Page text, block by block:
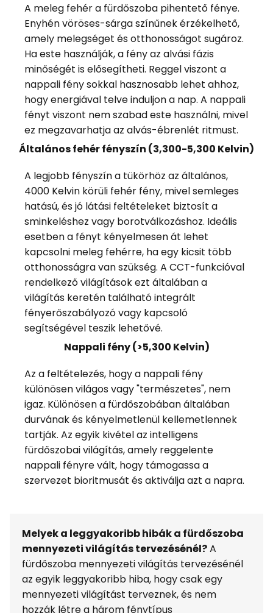
A meleg fehér a fürdőszoba pihentető fénye.
Enyhén vöröses-sárga színűnek érzékelhető,
amely melegséget és otthonosságot sugároz.
Ha este használják, a fény az alvási fázis
minőségét is elősegítheti. Reggel viszont a
nappali fény sokkal hasznosabb lehet ahhoz,
hogy energiával telve induljon a nap. A nappali
fényt viszont nem szabad este használni, mivel
ez megzavarhatja az alvás-ébrenlét ritmust.
Általános fehér fényszín (3,300-5,300 Kelvin)
A legjobb fényszín a tükörhöz az általános,
4000 Kelvin körüli fehér fény, mivel semleges
hatású, és jó látási feltételeket biztosít a
sminkeléshez vagy borotválkozáshoz. Ideális
esetben a fényt kényelmesen át lehet
kapcsolni meleg fehérre, ha egy kicsit több
otthonosságra van szükség. A CCT-funkcióval
rendelkező világítások ezt általában a
világítás keretén található integrált
fényerőszabályozó vagy kapcsoló
segítségével teszik lehetővé.
Nappali fény (>5,300 Kelvin)
Az a feltételezés, hogy a nappali fény
különösen világos vagy "természetes", nem
igaz. Különösen a fürdőszobában általában
durvának és kényelmetlenül kellemetlennek
tartják. Az egyik kivétel az intelligens
fürdőszobai világítás, amely reggelente
nappali fényre vált, hogy támogassa a
szervezet bioritmusát és aktiválja azt a napra.
Melyek a leggyakoribb hibák a fürdőszoba
mennyezeti világítás tervezésénél?A
fürdőszoba mennyezeti világítás tervezésénél
az egyik leggyakoribb hiba, hogy csak egy
mennyezeti világítást terveznek, és nem
hozzák létre a három fénytípus